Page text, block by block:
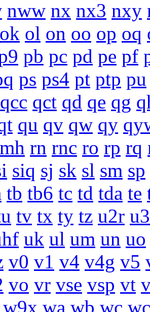
nww nx nx3 nxy
ok ol on oo op oq
pb pc pd pe pf
ps ps4 pt ptp pu
qcc qct qd qe qg
qu qv qw qy
rn rnc ro rp rq
siq sj sk sl sm sp
tb tb6 tc td tda te
tv tx ty tz u2r
uk ul um un uo
v0 v1 v4 v4g v5
vo vr vse vsp vt
w9x wa wb wc